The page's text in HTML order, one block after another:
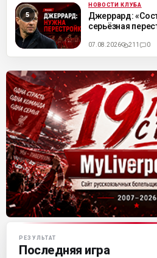
ML НОВОСТИ КЛУБА
Джеррард:
серьёзная
07.08.2026 211 0
Матч-центр
РЕЗУЛЬТАТ
Последняя игра